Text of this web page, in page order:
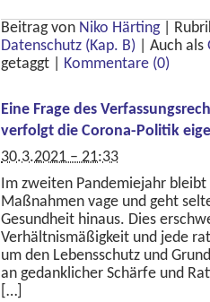
Beitrag von Niko Härting
Datenschutz (Kap. B)
Auch als
getaggt
Kommentare (0)
Eine Frage des
verfolgt die Corona-Politik
30.3.2021 – 21:33
Im zweiten Pandemiejahr
Maßnahmen vage und geht
Gesundheit hinaus. Dies
Verhältnismäßigkeit und jede
um den Lebensschutz und
an gedanklicher Schärfe und
[…]